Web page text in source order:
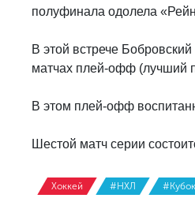
полуфинала одолела
В этой встрече
матчах плей-офф (лучший
В этом плей-офф
Шестой матч серии
Хоккей #НХЛ